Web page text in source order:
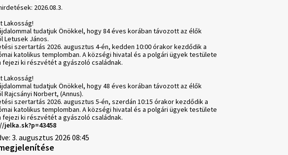
2026.08.3.
Lakosság!
tudatjuk Önökkel, hogy 84 éves korában távozott az élők
Letusek János.
szertartás 2026. augusztus 4-én, kedden 10:00 órakor kezdődik a
katolikus templomban. A községi hivatal és a polgári ügyek testülete
fejezi ki részvétét a gyászoló családnak.
Lakosság!
tudatjuk Önökkel, hogy 48 éves korában távozott az élők
Rajcsányi Norbert, (Annus).
szertartás 2026. augusztus 5-én, szerdán 10:15 órakor kezdődik a
katolikus templomban. A községi hivatal és a polgári ügyek testülete
fejezi ki részvétét a gyászoló családnak.
3. augusztus 2026 08:45